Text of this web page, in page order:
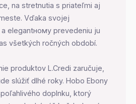
na stretnutia s priateľmi aj
Vďaka svojej
elegantному prevedeniu ju
všetkých ročných období.
produktov L.Credi zaručuje,
slúžiť dlhé roky. Hobo Ebony
doplnku, ktorý